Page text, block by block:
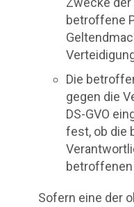
betroffene
Die
gegen die
DS-GVO
fest, ob die
Sofern eine der